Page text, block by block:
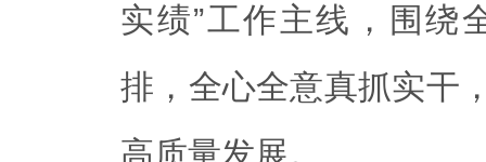
实绩”工作主线，围绕
排，全心全意真抓实干
高质量发展。